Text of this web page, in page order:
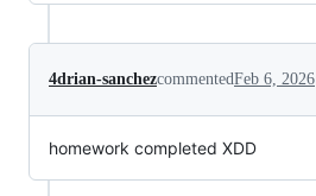
4drian-sanchezcommentedFeb 6, 2026
homework completed XDD